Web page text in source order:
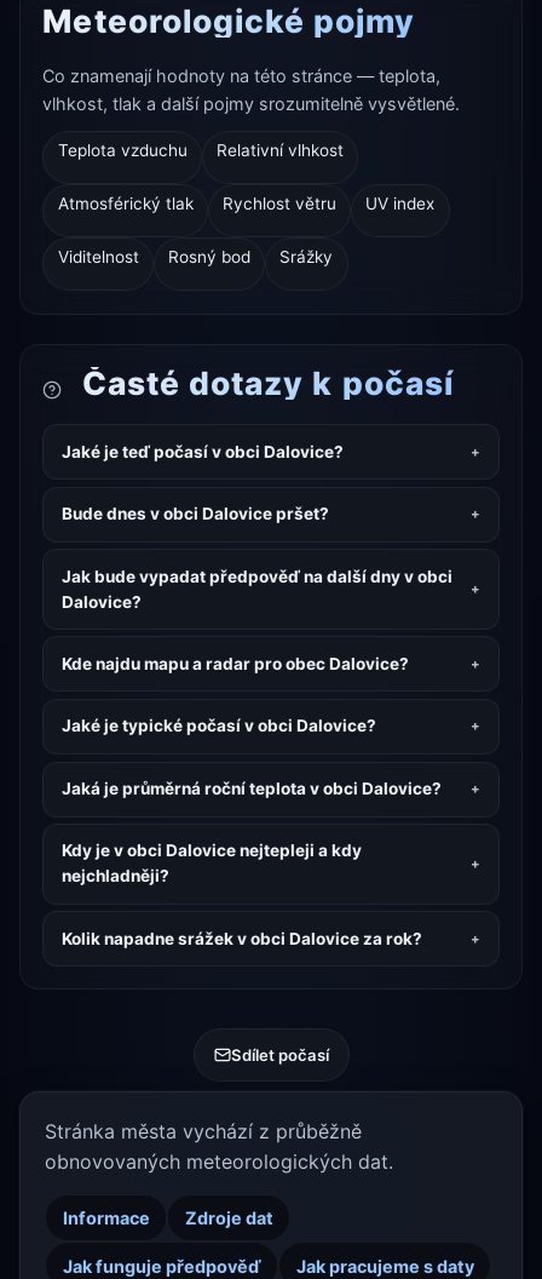
Meteorologické pojmy
Co znamenají hodnoty na této stránce — teplota,
vlhkost, tlak a další pojmy srozumitelně vysvětlené.
Teplota vzduchu Relativní vlhkost
Atmosférický tlak Rychlost větru UV index
Viditelnost Rosný bod Srážky
Časté dotazy k počasí
Jaké je teď počasí v obci Dalovice?
Bude dnes v obci Dalovice pršet?
Jak bude vypadat předpověď na další dny v obci
Dalovice?
Kde najdu mapu a radar pro obec Dalovice?
Jaké je typické počasí v obci Dalovice?
Jaká je průměrná roční teplota v obci Dalovice?
Kdy je v obci Dalovice nejtepleji a kdy
nejchladněji?
Kolik napadne srážek v obci Dalovice za rok?
Sdílet počasí
Stránka města vychází z průběžně
obnovovaných meteorologických dat.
Informace Zdroje dat
Jak funguje předpověď Jak pracujeme s daty